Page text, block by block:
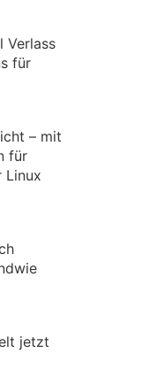
Verlass
für
– mit
für
Linux
jetzt